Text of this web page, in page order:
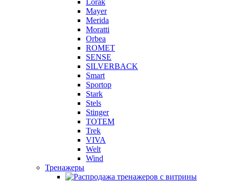
Lorak
Mayer
Merida
Moratti
Orbea
ROMET
SENSE
SILVERBACK
Smart
Sportop
Stark
Stels
Stinger
TOTEM
Trek
VIVA
Welt
Wind
Тренажеры